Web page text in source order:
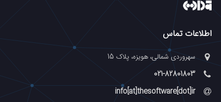
اطلاعات تماس
سهروردی شمالی، هویزه، پلاک 15
021-82801803
info[at]thesoftware[dot]ir